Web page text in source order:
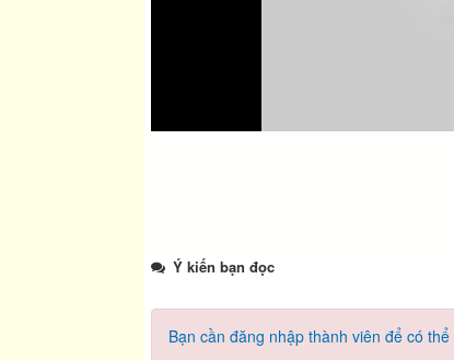
Ý kiến bạn đọc
Bạn cần đăng nhập thành viên để có